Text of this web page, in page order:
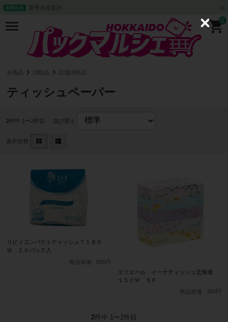
お知らせ 夏季休業案内
0
全商品 消耗品 店舗消耗品
ティッシュペーパー
2件中 1〜2件目 並び替え
表示切替
リビィコンパクトティッシュＴ１８０
Ｗ １０パック入
商品単価
580円
エリエール イーナティッシュ北海道
１５０Ｗ ５Ｐ
商品単価
350円
2件中 1〜2件目
C